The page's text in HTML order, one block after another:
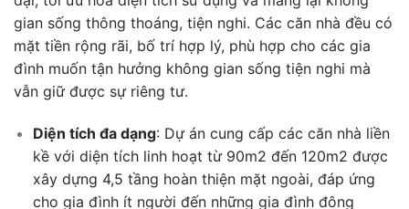
gian sống thông thoáng, tiện nghi. Các căn nhà đều có
mặt tiền rộng rãi, bố trí hợp lý, phù hợp cho các gia
đình muốn tận hưởng không gian sống tiện nghi mà
vẫn giữ được sự riêng tư.
Diện tích đa dạng: Dự án cung cấp các căn nhà liền
kề với diện tích linh hoạt từ 90m2 đến 120m2 được
xây dựng 4,5 tầng hoàn thiện mặt ngoài, đáp ứng
cho gia đình ít người đến những gia đình đông